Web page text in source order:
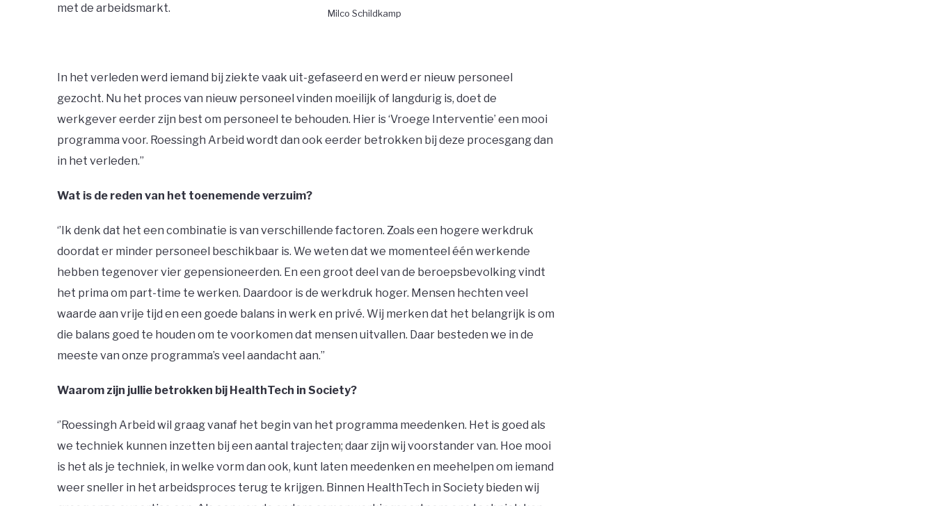
met de arbeidsmarkt.
Milco Schildkamp
In het verleden werd iemand bij ziekte vaak uit-gefaseerd en werd er nieuw personeel
gezocht. Nu het proces van nieuw personeel vinden moeilijk of langdurig is, doet de
werkgever eerder zijn best om personeel te behouden. Hier is ‘Vroege Interventie’ een mooi
programma voor. Roessingh Arbeid wordt dan ook eerder betrokken bij deze procesgang dan
in het verleden.’’
Wat is de reden van het toenemende verzuim?
‘’Ik denk dat het een combinatie is van verschillende factoren. Zoals een hogere werkdruk
doordat er minder personeel beschikbaar is. We weten dat we momenteel één werkende
hebben tegenover vier gepensioneerden. En een groot deel van de beroepsbevolking vindt
het prima om part-time te werken. Daardoor is de werkdruk hoger. Mensen hechten veel
waarde aan vrije tijd en een goede balans in werk en privé. Wij merken dat het belangrijk is om
die balans goed te houden om te voorkomen dat mensen uitvallen. Daar besteden we in de
meeste van onze programma’s veel aandacht aan.’’
Waarom zijn jullie betrokken bij HealthTech in Society?
‘’Roessingh Arbeid wil graag vanaf het begin van het programma meedenken. Het is goed als
we techniek kunnen inzetten bij een aantal trajecten; daar zijn wij voorstander van. Hoe mooi
is het als je techniek, in welke vorm dan ook, kunt laten meedenken en meehelpen om iemand
weer sneller in het arbeidsproces terug te krijgen. Binnen HealthTech in Society bieden wij